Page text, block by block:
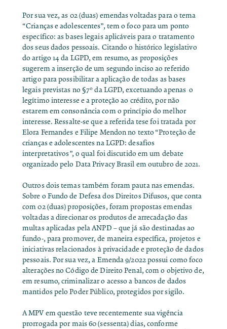
Por sua vez, as 02 (duas) emendas voltadas para o tema
“Crianças e adolescentes”, tem o foco para um ponto
específico: as bases legais aplicáveis para o tratamento
dos seus dados pessoais. Citando o histórico legislativo
do artigo 14 da LGPD, em resumo, as proposições
sugerem ainserção de um segundo inciso ao referido
artigo para possibilitar a aplicação de todas as bases
legais previstas no §7º da LGPD, excetuando apenas o
legítimo interesse e a proteção ao crédito, por não
estarem em consonância com o princípio do melhor
interesse. Ressalte-se que a referida tese foi tratada por
Elora Fernandes e Filipe Mendon no texto“Proteção de
crianças e adolescentes na LGPD: desafios
interpretativos”, o qual foi discutido em um debate
organizado pelo Data Privacy Brasil em outubro de 2021.
Outros dois temas também foram pauta nas emendas.
Sobre o Fundo de Defesa dos Direitos Difusos, que conta
com 02 (duas)proposições, foram propostas emendas
voltadas a direcionar os produtos de arrecadação das
multas aplicadas pela ANPD – que já são destinadas ao
fundo-, para promover, de maneira específica, projetos e
iniciativas relacionados à privacidade e proteção de dados
pessoais. Por sua vez,a Emenda 9/2022possui como foco
alterações no Código de Direito Penal, com o objetivo de,
em resumo, criminalizar o acesso a bancos de dados
mantidos pelo Poder Público, protegidos por sigilo.
A MPV em questão teve recentemente sua vigência
prorrogada por mais 60 (sessenta) dias, conforme